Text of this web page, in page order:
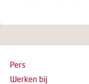
Pers
Werken bij